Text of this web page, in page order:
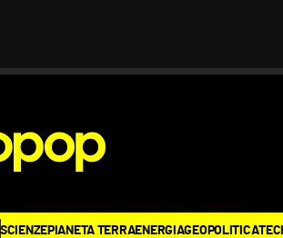
SCIENZEPIANETA TERRAENERGIAGEOPOLITICA